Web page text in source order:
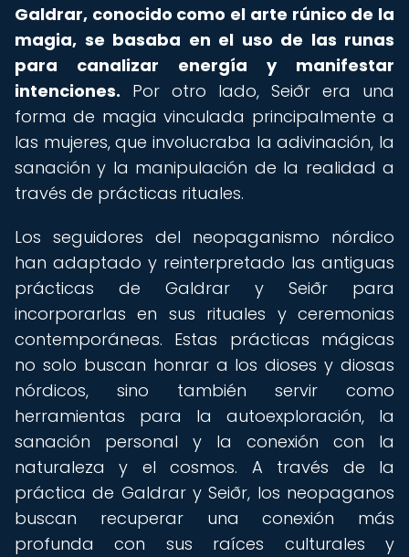
Galdrar, conocido como el arte rúnico de la
magia, se basaba en el uso de las runas
para canalizar energía y manifestar
intenciones. Por otro lado, Seiðr era una
forma de magia vinculada principalmente a
las mujeres, que involucraba la adivinación, la
sanación y la manipulación de la realidad a
través de prácticas rituales.
Los seguidores del neopaganismo nórdico
han adaptado y reinterpretado las antiguas
prácticas de Galdrar y Seiðr para
incorporarlas en sus rituales y ceremonias
contemporáneas. Estas prácticas mágicas
no solo buscan honrar a los dioses y diosas
nórdicos, sino también servir como
herramientas para la autoexploración, la
sanación personal y la conexión con la
naturaleza y el cosmos. A través de la
práctica de Galdrar y Seiðr, los neopaganos
buscan recuperar una conexión más
profunda con sus raíces culturales y